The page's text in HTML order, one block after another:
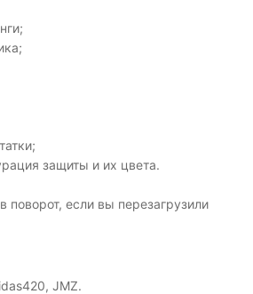
защиты и их цвета.
поворот, если вы перезагрузили
JMZ.